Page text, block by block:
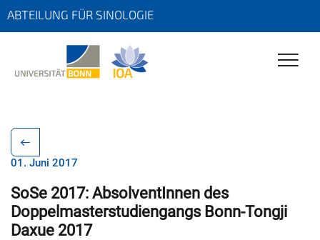
ABTEILUNG FÜR SINOLOGIE
01. Juni 2017
SoSe 2017: AbsolventInnen des
Doppelmasterstudiengangs Bonn-Tongji
Daxue 2017